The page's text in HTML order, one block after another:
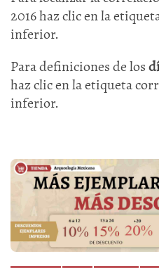
2016 haz clic en la
inferior.
Para definiciones de los
haz clic en la etiqueta
inferior.